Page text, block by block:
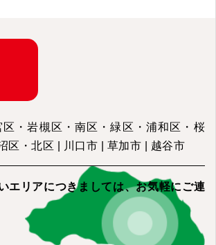
区・岩槻区・南区・緑区・浦和区・桜
区・北区 | 川口市 | 草加市 | 越谷市
エリアにつきましては、お気軽にご連